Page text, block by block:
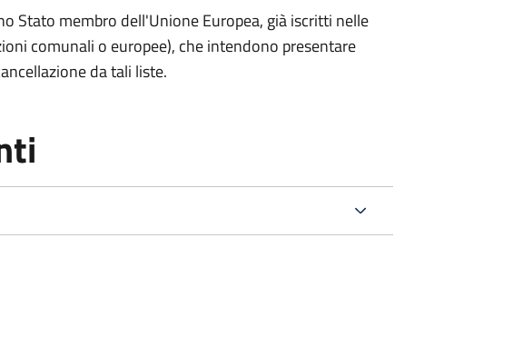
Stato membro dell'Unione Europea, già iscritti nelle
comunali o europee), che intendono presentare
da tali liste.